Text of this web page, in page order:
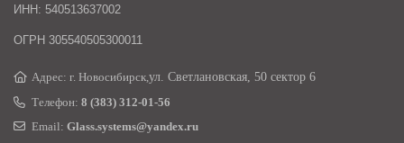
ИНН: 540513637002
ОГРН 305540505300011
Адрес: г. Новосибирск,ул. Светлановская, 50 сектор 6
Телефон: 8 (383) 312-01-56
Email: Glass.systems@yandex.ru